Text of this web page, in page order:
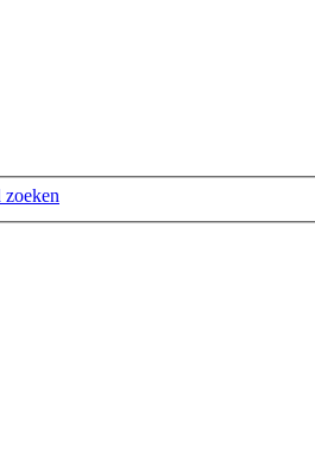
zoeken